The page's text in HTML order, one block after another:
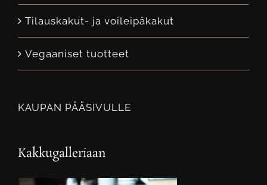
Tilauskakut- ja voileipäkakut
Vegaaniset tuotteet
KAUPAN PÄÄSIVULLE
Kakkugalleriaan